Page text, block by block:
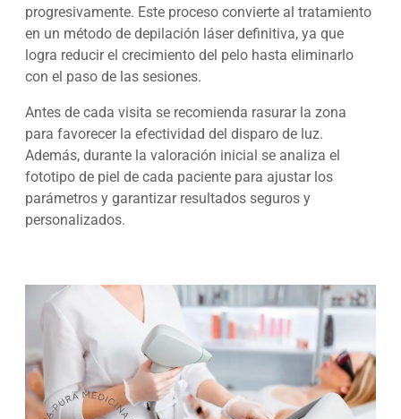
progresivamente. Este proceso convierte al tratamiento
en un método de depilación láser definitiva, ya que
logra reducir el crecimiento del pelo hasta eliminarlo
con el paso de las sesiones.
Antes de cada visita se recomienda rasurar la zona
para favorecer la efectividad del disparo de luz.
Además, durante la valoración inicial se analiza el
fototipo de piel de cada paciente para ajustar los
parámetros y garantizar resultados seguros y
personalizados.